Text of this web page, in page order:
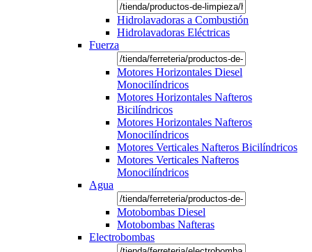
Hidrolavadoras a Combustión
Hidrolavadoras Eléctricas
Fuerza
Motores Horizontales Diesel
Monocilíndricos
Motores Horizontales Nafteros
Bicilíndricos
Motores Horizontales Nafteros
Monocilíndricos
Motores Verticales Nafteros Bicilíndricos
Motores Verticales Nafteros
Monocilíndricos
Agua
Motobombas Diesel
Motobombas Nafteras
Electrobombas